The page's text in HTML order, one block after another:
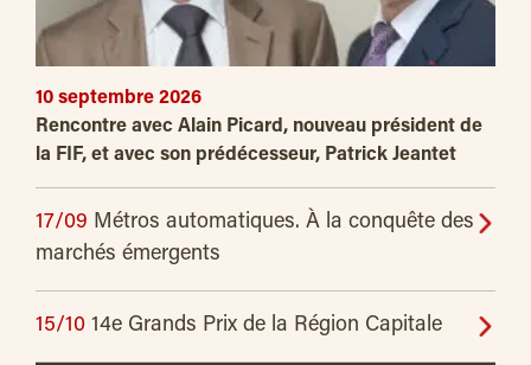
10 septembre 2026
Rencontre avec Alain Picard, nouveau président de
la FIF, et avec son prédécesseur, Patrick Jeantet
17/09 Métros automatiques. À la conquête des
marchés émergents
15/10 14e Grands Prix de la Région Capitale